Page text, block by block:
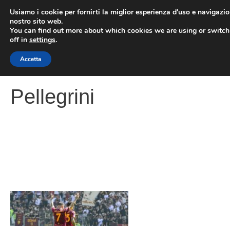
contenuto
Pellegrini
Usiamo i cookie per fornirti la miglior esperienza d'uso e
nostro sito web.
You can find out more about which cookies we are using or
off in settings.
Accetta